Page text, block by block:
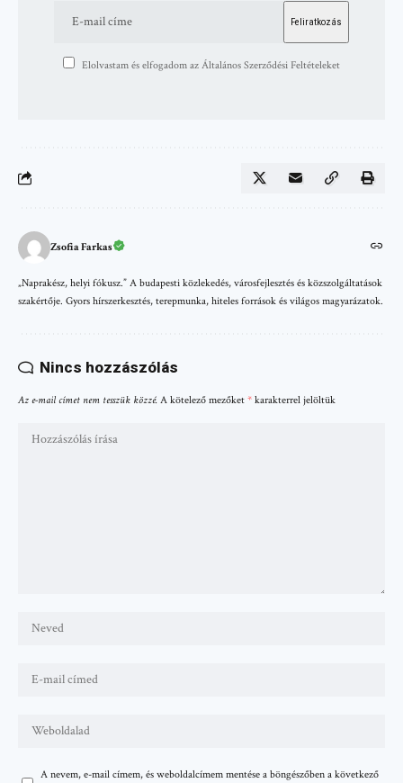
Elolvastam és elfogadom az Általános Szerződési Feltételeket
Zsofia Farkas
„Naprakész, helyi fókusz.” A budapesti közlekedés, városfejlesztés és közszolgáltatások
szakértője. Gyors hírszerkesztés, terepmunka, hiteles források és világos magyarázatok.
Nincs hozzászólás
Az e-mail címet nem tesszük közzé. A kötelező mezőket * karakterrel jelöltük
A nevem, e-mail címem, és weboldalcímem mentése a böngészőben a következő